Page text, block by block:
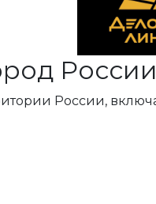
России
России,